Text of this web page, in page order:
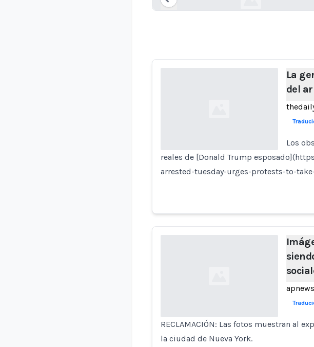
Loading...
La
del
Los
reales de [Donald Trump
arrested-tuesday-urges-protests-to-
RECLAMACIÓN: Las fotos muestran al
la ciudad de Nueva York.